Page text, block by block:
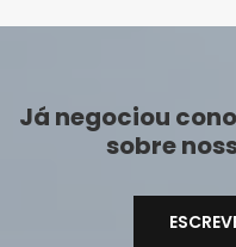
Já negociou
sobre